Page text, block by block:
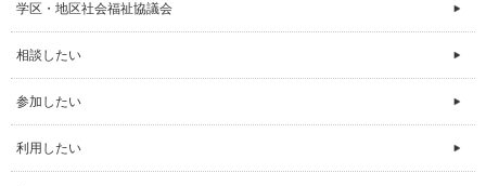
学区・地区社会福祉協議会
相談したい
参加したい
利用したい